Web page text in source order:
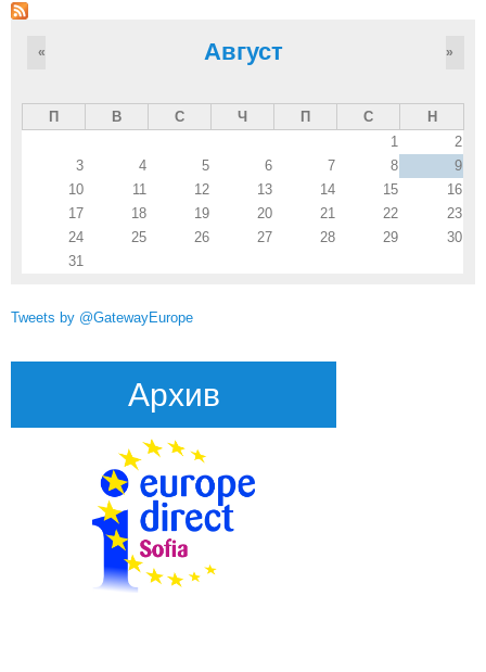
Август
« »
П В С Ч П С
Н
1
2
3
4 5 6 7 8
9
10
11 12 13 14 15
16
17
18 19 20 21 22
23
24
25 26 27 28 29
30
31
Tweets by @GatewayEurope
Архив